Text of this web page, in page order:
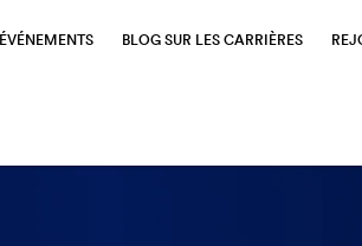
ÉVÉNEMENTS BLOG SUR LES CARRIÈRES